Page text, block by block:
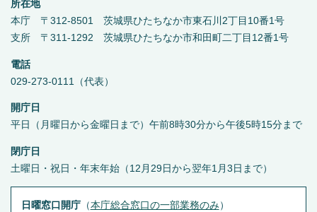
所在地
本庁 〒312-8501 茨城県ひたちなか市東石川2丁目10番1号
支所 〒311-1292 茨城県ひたちなか市和田町二丁目12番1号
電話
029-273-0111（代表）
開庁日
平日（月曜日から金曜日まで）午前8時30分から午後5時15分まで
閉庁日
土曜日・祝日・年末年始（12月29日から翌年1月3日まで）
日曜窓口開庁（本庁総合窓口の一部業務のみ ）